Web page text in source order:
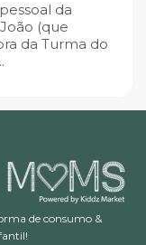
da
(que
da Turma do
de consumo &